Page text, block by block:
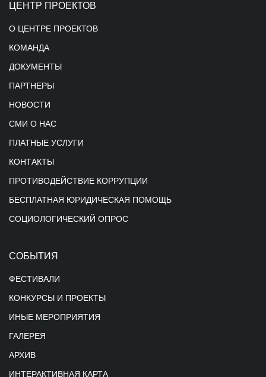
ЦЕНТР ПРОЕКТОВ
О ЦЕНТРЕ ПРОЕКТОВ
КОМАНДА
ДОКУМЕНТЫ
ПАРТНЕРЫ
НОВОСТИ
СМИ О НАС
ПЛАТНЫЕ УСЛУГИ
КОНТАКТЫ
ПРОТИВОДЕЙСТВИЕ КОРРУПЦИИ
БЕСПЛАТНАЯ ЮРИДИЧЕСКАЯ ПОМОЩЬ
СОЦИОЛОГИЧЕСКИЙ ОПРОС
СОБЫТИЯ
ФЕСТИВАЛИ
КОНКУРСЫ И ПРОЕКТЫ
ИНЫЕ МЕРОПРИЯТИЯ
ГАЛЕРЕЯ
АРХИВ
ИНТЕРАКТИВНАЯ КАРТА